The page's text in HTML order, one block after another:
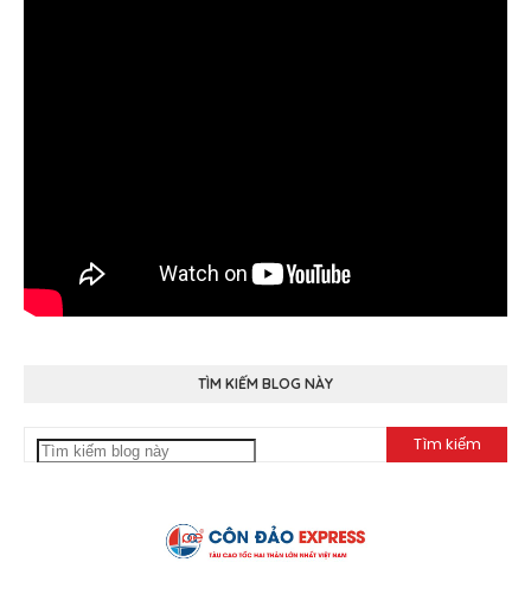
TÌM KIẾM BLOG NÀY